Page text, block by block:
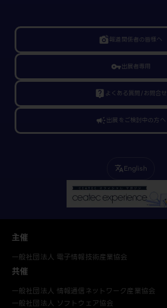
linked_camera報道関係者の皆様へ
vpn_key出展者専用
live_help よくある質問/お問合せ
campaign出展をご検討中の方へ
translateEnglish
主催
一般社団法人 電子情報技術産業協会
共催
一般社団法人 情報通信ネットワーク産業協会
一般社団法人 ソフトウェア協会